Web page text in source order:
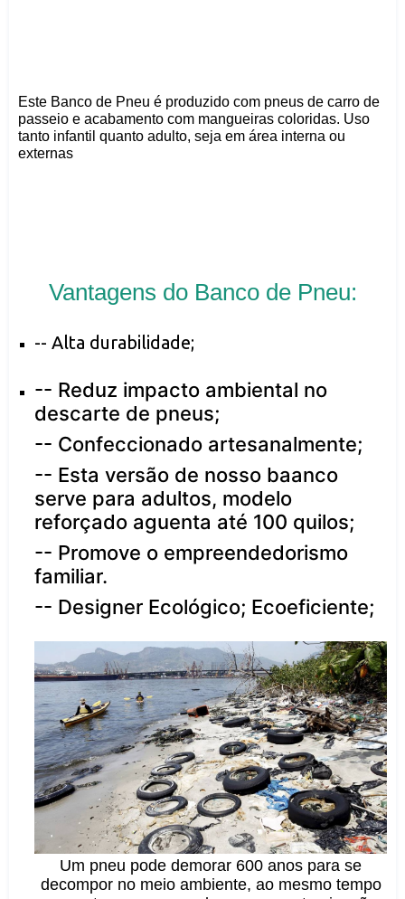
Este Banco de Pneu é produzido com pneus de carro de
passeio e acabamento com mangueiras coloridas. Uso
tanto infantil quanto adulto, seja em área interna ou
externas
Vantagens do Banco de Pneu:
-- Alta durabilidade;
-- Reduz impacto ambiental no
descarte de pneus;
-- Confeccionado artesanalmente;
-- Esta versão de nosso baanco
serve para adultos, modelo
reforçado aguenta até 100 quilos;
-- Promove o empreendedorismo
familiar.
-- Designer Ecológico; Ecoeficiente;
Um pneu pode demorar 600 anos para se
decompor no meio ambiente, ao mesmo tempo